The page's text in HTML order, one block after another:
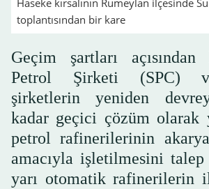
Haseke kırsalının Rumeylan ilçesinde
toplantısından bir kare
Geçim şartları
Petrol Şirketi (SPC)
şirketlerin yeniden
kadar geçici çözüm olarak
petrol rafinerilerinin
amacıyla işletilmesini talep
yarı otomatik rafinerilerin